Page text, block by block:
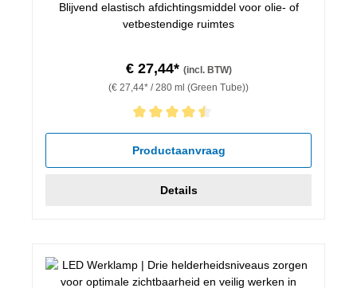
Blijvend elastisch afdichtingsmiddel voor olie- of
vetbestendige ruimtes
€ 27,44* (incl. BTW)
(€ 27,44* / 280 ml (Green Tube))
Gemiddelde waardering van 4.5 van 5 sterren
Productaanvraag
Details